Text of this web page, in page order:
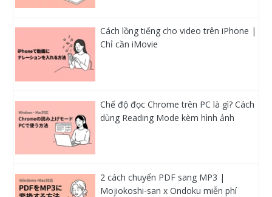
Cách lồng tiếng cho video trên iPhone |
Chỉ cần iMovie
Chế độ đọc Chrome trên PC là gì? Cách
dùng Reading Mode kèm hình ảnh
2 cách chuyển PDF sang MP3 |
Mojiokoshi-san x Ondoku miễn phí